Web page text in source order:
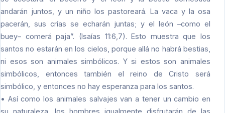
andarán juntos, y un niño los pastoreará. La vaca y la osa
pacerán, sus crías se echarán juntas; y el león –como el
buey– comerá paja”. (Isaías 11:6,7). Esto muestra que los
santos no estarán en los cielos, porque allá no habrá bestias,
ni esos son animales simbólicos. Y si estos son animales
simbólicos, entonces también el reino de Cristo será
simbólico, y entonces no hay esperanza para los santos.
• Así como los animales salvajes van a tener un cambio en
su naturaleza, los hombres igualmente disfrutarán de las